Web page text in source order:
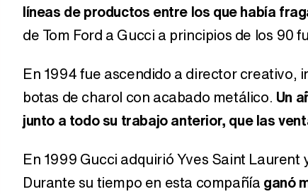
líneas de productos entre los que había
de Tom Ford a Gucci a principios de los 90
En 1994 fue ascendido a director creativo,
botas de charol con acabado metálico. Un
junto a todo su trabajo anterior, que las
En 1999 Gucci adquirió Yves Saint
Durante su tiempo en esta compañía ganó